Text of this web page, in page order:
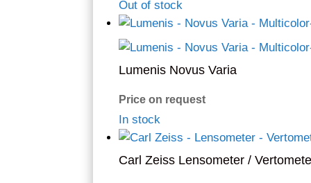
Out of stock
Lumenis Novus Varia
Price on request
In stock
Carl Zeiss Lensometer /